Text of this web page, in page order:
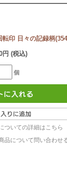
印 日々の記録柄
円 (税込)
個
ついての詳細はこちら
品について問い合わせ